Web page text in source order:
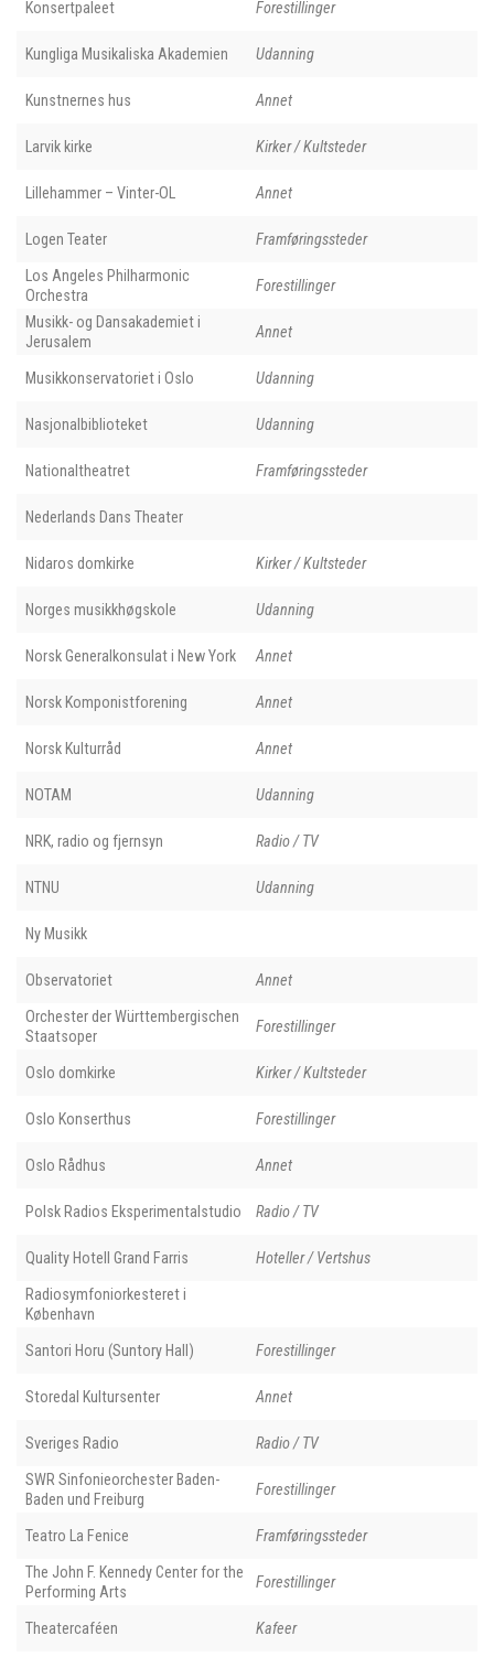
Konsertpaleet Forestillinger
Kungliga Musikaliska Akademien Udanning
Kunstnernes hus Annet
Larvik kirke Kirker / Kultsteder
Lillehammer – Vinter-OL Annet
Logen Teater Framføringssteder
Los Angeles Philharmonic
Orchestra
Forestillinger
Musikk- og Dansakademiet i
Jerusalem
Annet
Musikkonservatoriet i Oslo Udanning
Nasjonalbiblioteket Udanning
Nationaltheatret Framføringssteder
Nederlands Dans Theater
Nidaros domkirke Kirker / Kultsteder
Norges musikkhøgskole Udanning
Norsk Generalkonsulat i New York Annet
Norsk Komponistforening Annet
Norsk Kulturråd Annet
NOTAM Udanning
NRK, radio og fjernsyn Radio / TV
NTNU Udanning
Ny Musikk
Observatoriet Annet
Orchester der Württembergischen
Staatsoper
Forestillinger
Oslo domkirke Kirker / Kultsteder
Oslo Konserthus Forestillinger
Oslo Rådhus Annet
Polsk Radios Eksperimentalstudio Radio / TV
Quality Hotell Grand Farris Hoteller / Vertshus
Radiosymfoniorkesteret i
København
Santori Horu (Suntory Hall) Forestillinger
Storedal Kultursenter Annet
Sveriges Radio Radio / TV
SWR Sinfonieorchester Baden-
Baden und Freiburg
Forestillinger
Teatro La Fenice Framføringssteder
The John F. Kennedy Center for the
Performing Arts
Forestillinger
Theatercaféen Kafeer